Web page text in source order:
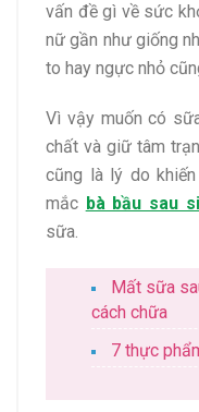
vấn đề gì về sức
nữ gần như giống
to hay ngực nhỏ
Vì vậy muốn có
chất và giữ tâm
cũng là lý do
mắc bà bầu sau
sữa.
Mất sữa
cách chữa
7 thực